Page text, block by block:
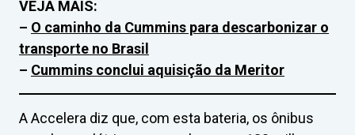
VEJA MAIS:
– O caminho da Cummins para descarbonizar o
transporte no Brasil
– Cummins conclui aquisição da Meritor
A Accelera diz que, com esta bateria, os ônibus